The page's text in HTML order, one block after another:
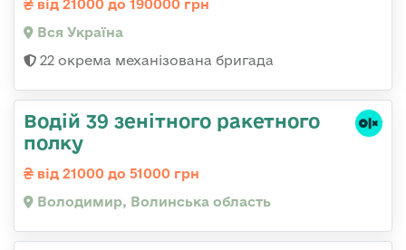
від 21000 до 190000 грн
Вся Україна
22 окрема механізована бригада
Водій 39 зенітного ракетного
полку
від 21000 до 51000 грн
Володимир, Волинська область